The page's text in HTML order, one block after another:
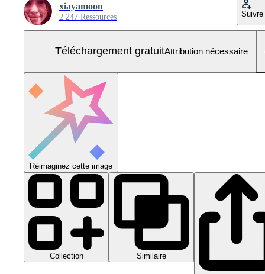
xiayamoon
2 247 Ressources Suivre
Téléchargement gratuitAttribution nécessaire
Réimaginez cette image
Collection Similaire